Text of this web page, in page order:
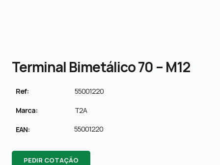
Terminal Bimetálico 70 – M12
Ref: 55001220
Marca: T2A
EAN: 55001220
PEDIR COTAÇÃO